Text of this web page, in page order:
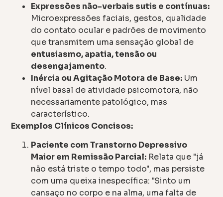
Expressões não-verbais sutis e contínuas:
Microexpressões faciais, gestos, qualidade
do contato ocular e padrões de movimento
que transmitem uma sensação global de
entusiasmo, apatia, tensão ou
desengajamento.
Inércia ou Agitação Motora de Base: Um
nível basal de atividade psicomotora, não
necessariamente patológico, mas
característico.
Exemplos Clínicos Concisos:
Paciente com Transtorno Depressivo
Maior em Remissão Parcial: Relata que "já
não está triste o tempo todo", mas persiste
com uma queixa inespecífica: "Sinto um
cansaço no corpo e na alma, uma falta de